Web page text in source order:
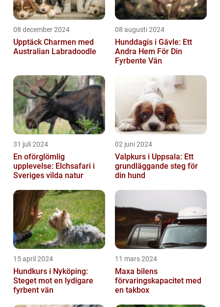
08 december 2024
Upptäck Charmen med
Australian Labradoodle
08 augusti 2024
Hunddagis i Gävle: Ett
Andra Hem För Din
Fyrbente Vän
31 juli 2024
En oförglömlig
upplevelse: Elchsafari i
Sveriges vilda natur
02 juni 2024
Valpkurs i Uppsala: Ett
grundläggande steg för
din hund
15 april 2024
Hundkurs i Nyköping:
Steget mot en lydigare
fyrbent vän
11 mars 2024
Maxa bilens
förvaringskapacitet med
en takbox